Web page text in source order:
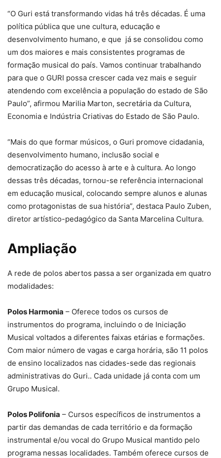
“O Guri está transformando vidas há três décadas. É uma
política pública que une cultura, educação e
desenvolvimento humano, e que já se consolidou como
um dos maiores e mais consistentes programas de
formação musical do país. Vamos continuar trabalhando
para que o GURI possa crescer cada vez mais e seguir
atendendo com excelência a população do estado de São
Paulo”, afirmou Marilia Marton, secretária da Cultura,
Economia e Indústria Criativas do Estado de São Paulo.
“Mais do que formar músicos, o Guri promove cidadania,
desenvolvimento humano, inclusão social e
democratização do acesso à arte e à cultura. Ao longo
dessas três décadas, tornou-se referência internacional
em educação musical, colocando sempre alunos e alunas
como protagonistas de sua história”, destaca Paulo Zuben,
diretor artístico-pedagógico da Santa Marcelina Cultura.
Ampliação
A rede de polos abertos passa a ser organizada em quatro
modalidades:
Polos Harmonia – Oferece todos os cursos de
instrumentos do programa, incluindo o de Iniciação
Musical voltados a diferentes faixas etárias e formações.
Com maior número de vagas e carga horária, são 11 polos
de ensino localizados nas cidades-sede das regionais
administrativas do Guri.. Cada unidade já conta com um
Grupo Musical.
Polos Polifonia – Cursos específicos de instrumentos a
partir das demandas de cada território e da formação
instrumental e/ou vocal do Grupo Musical mantido pelo
programa nessas localidades. Também oferece cursos de